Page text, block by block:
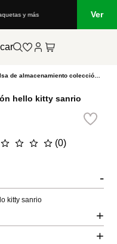
y más Ver
hello kitty sanrio
☆ ☆ ☆ ☆ (0)
-
kitty sanrio
+
+